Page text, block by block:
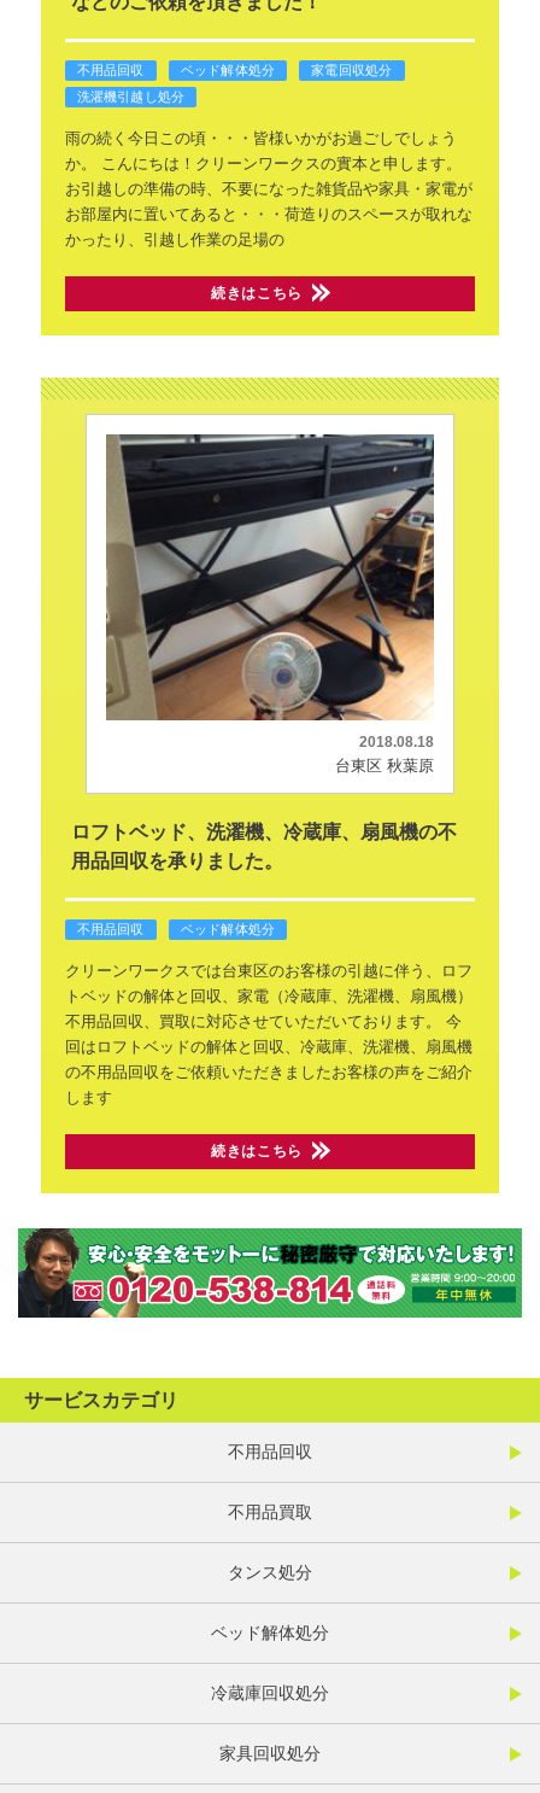
不用品回収 ベッド解体処分
家電回収処分
洗濯機引越し処分
雨の続く今日この頃・・・皆様いかがお過ごしでしょう
か。
こんにちは！クリーンワークスの實本と申します。
お引越しの準備の時、不要になった雑貨品や家具・家電が
お部屋内に置いてあると・・・荷造りのスペースが取れな
かったり、引越し作業の足場の
続きはこちら
2018.08.18
台東区 秋葉原
ロフトベッド、洗濯機、冷蔵庫、扇風機の不
用品回収を承りました。
不用品回収 ベッド解体処分
クリーンワークスでは台東区のお客様の引越に伴う、ロフ
トベッドの解体と回収、家電（冷蔵庫、洗濯機、扇風機）
不用品回収、買取に対応させていただいております。
今
回はロフトベッドの解体と回収、冷蔵庫、洗濯機、扇風機
の不用品回収をご依頼いただきましたお客様の声をご紹介
します
続きはこちら
サービスカテゴリ
不用品回収
不用品買取
タンス処分
ベッド解体処分
冷蔵庫回収処分
家具回収処分